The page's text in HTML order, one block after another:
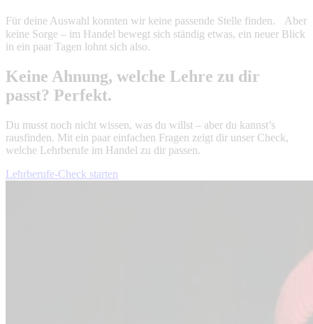
Für deine Auswahl konnten wir keine passende Stelle finden. Aber
keine Sorge – im Handel bewegt sich ständig etwas, ein neuer Blick
in ein paar Tagen lohnt sich also.
Keine Ahnung, welche Lehre zu dir
passt? Perfekt.
Du musst noch nicht wissen, was du willst – aber du kannst’s
rausfinden. Mit ein paar einfachen Fragen zeigt dir unser Check,
welche Lehrberufe im Handel zu dir passen.
Lehrberufe-Check starten